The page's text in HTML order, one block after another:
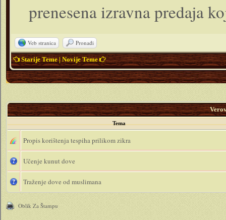
prenesena izravna predaja
Veb stranica Pronađi
Starije Teme|Novije Teme
Tema
Propis korištenja tespiha prilikom zikra
Učenje kunut dove
Traženje dove od muslimana
Oblik Za Štampu